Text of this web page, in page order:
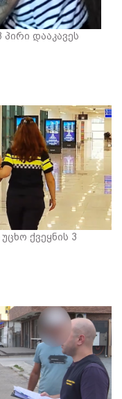
დააკავეს
ქვეყნის 3